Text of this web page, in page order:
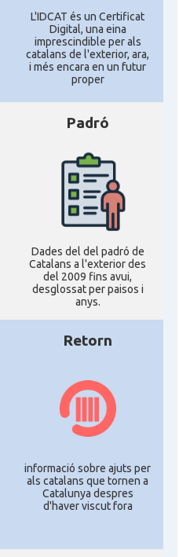
L'IDCAT és un Certificat
Digital, una eina
imprescindible per als
catalans de l'exterior, ara,
i més encara en un futur
proper
Padró
Dades del del padró de
Catalans a l'exterior des
del 2009 fins avui,
desglossat per paisos i
anys.
Retorn
informació sobre ajuts per
als catalans que tornen a
Catalunya despres
d'haver viscut fora